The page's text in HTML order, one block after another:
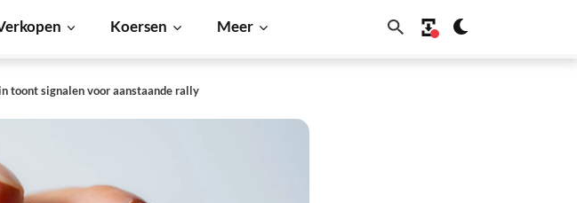
Koersen Meer
toont signalen voor aanstaande rally